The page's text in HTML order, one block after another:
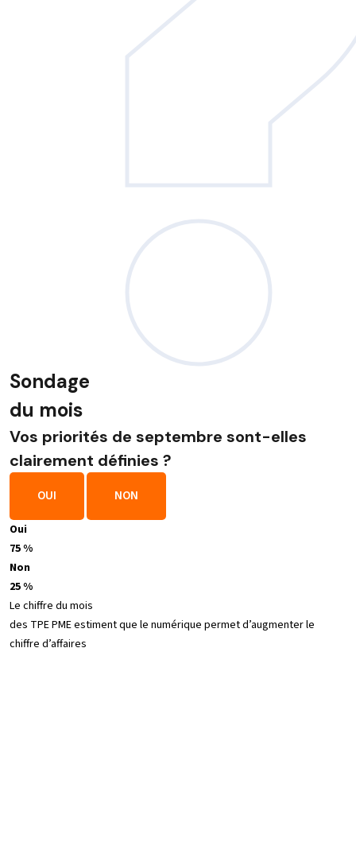
Sondage
du mois
Vos priorités de septembre sont-elles
clairement définies ?
OUI NON
Oui
75 %
Non
25 %
Le chiffre du mois
des TPE PME estiment que le numérique permet d’augmenter le
chiffre d’affaires